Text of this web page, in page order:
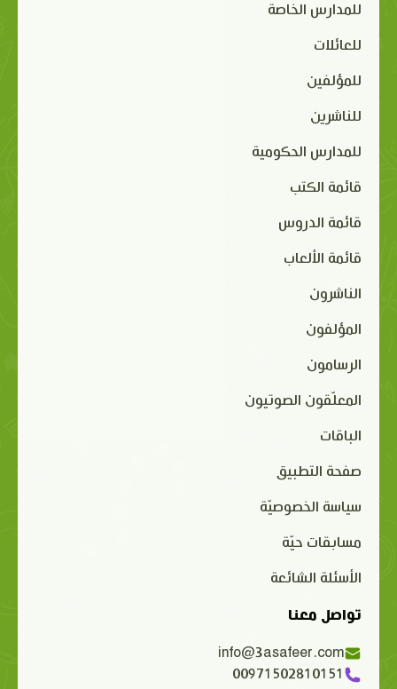
للمدارس الخاصة
للعائلات
للمؤلفين
للناشرين
للمدارس الحكومية
قائمة الكتب
قائمة الدروس
قائمة الألعاب
الناشرون
المؤلفون
الرسامون
المعلّقون الصوتيون
الباقات
صفحة التطبيق
سياسة الخصوصيّة
مسابقات حيّة
الأسئلة الشائعة
تواصل معنا
info@3asafeer.com
00971502810151